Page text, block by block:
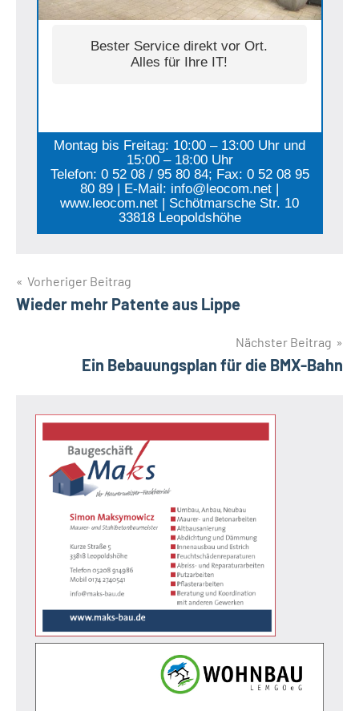
Bester Service direkt vor Ort.
Alles für Ihre IT!
Montag bis Freitag: 10:00 – 13:00 Uhr und
15:00 – 18:00 Uhr
Telefon: 0 52 08 / 95 80 84; Fax: 0 52 08 95
80 89 | E-Mail: info@leocom.net |
www.leocom.net | Schötmarsche Str. 10
33818 Leopoldshöhe
Beitragsnavigation
Vorheriger Beitrag
Wieder mehr Patente aus Lippe
Nächster Beitrag
Ein Bebauungsplan für die BMX-Bahn